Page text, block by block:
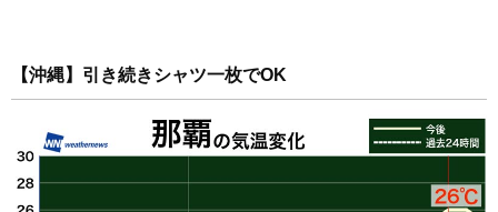
【沖縄】引き続きシャツ一枚でOK